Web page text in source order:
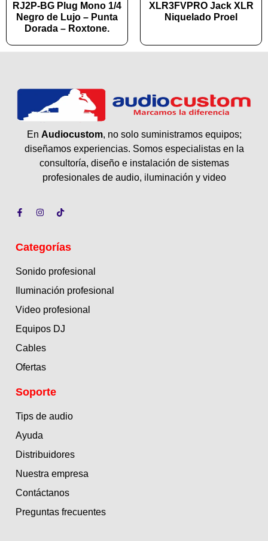
RJ2P-BG Plug Mono 1/4
Negro de Lujo – Punta
Dorada – Roxtone.
XLR3FVPRO Jack XLR
Niquelado Proel
En Audiocustom, no solo suministramos equipos;
diseñamos experiencias. Somos especialistas en la
consultoría, diseño e instalación de sistemas
profesionales de audio, iluminación y video
Categorías
Sonido profesional
Iluminación profesional
Video profesional
Equipos DJ
Cables
Ofertas
Soporte
Tips de audio
Ayuda
Distribuidores
Nuestra empresa
Contáctanos
Preguntas frecuentes